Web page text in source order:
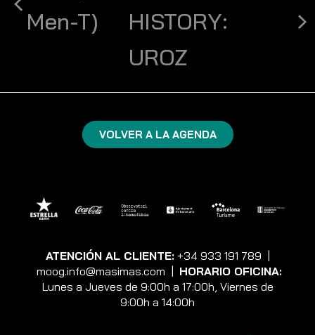
Men-T)
HISTORY:
UROZ
VOLVER A LA AGENDA
ATENCIÓN AL CLIENTE: +34 933 191 789
moog.info@masimas.com
HORARIO OFICINA:
Lunes a Jueves de 9:00h a 17:00h, Viernes de
9:00h a 14:00h